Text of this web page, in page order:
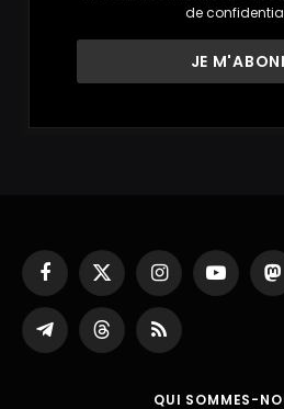
de
Facebook
X
(Twitter)
InstagramYouTube
Partager
sur
ThreadsRSS
QUI SOMMES-